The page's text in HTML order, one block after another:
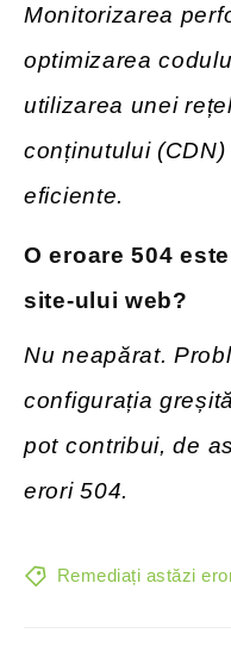
Monitorizarea
optimizarea
utilizarea unei
conținutului
eficiente.
Oeroare 504
site-ului web?
Nu neapărat.
configurația
pot contribui, de
erori 504.
Remediați astăzi